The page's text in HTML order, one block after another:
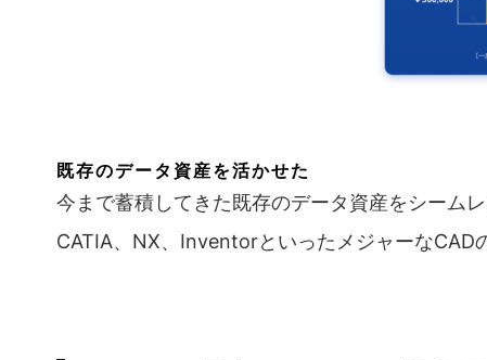
既存のデータ資産を活かせた
今まで蓄積してきた既存のデータ資産をシーム
CATIA、NX、InventorといったメジャーなCAD